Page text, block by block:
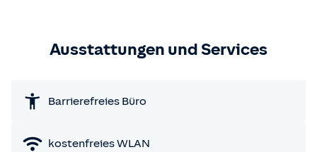
Ausstattungen und Services
Barrierefreies Büro
kostenfreies WLAN